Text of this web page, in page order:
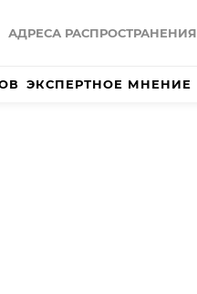
АДРЕСА РАСПРОСТРАНЕНИЯ
ЭКСПЕРТНОЕ МНЕНИЕ